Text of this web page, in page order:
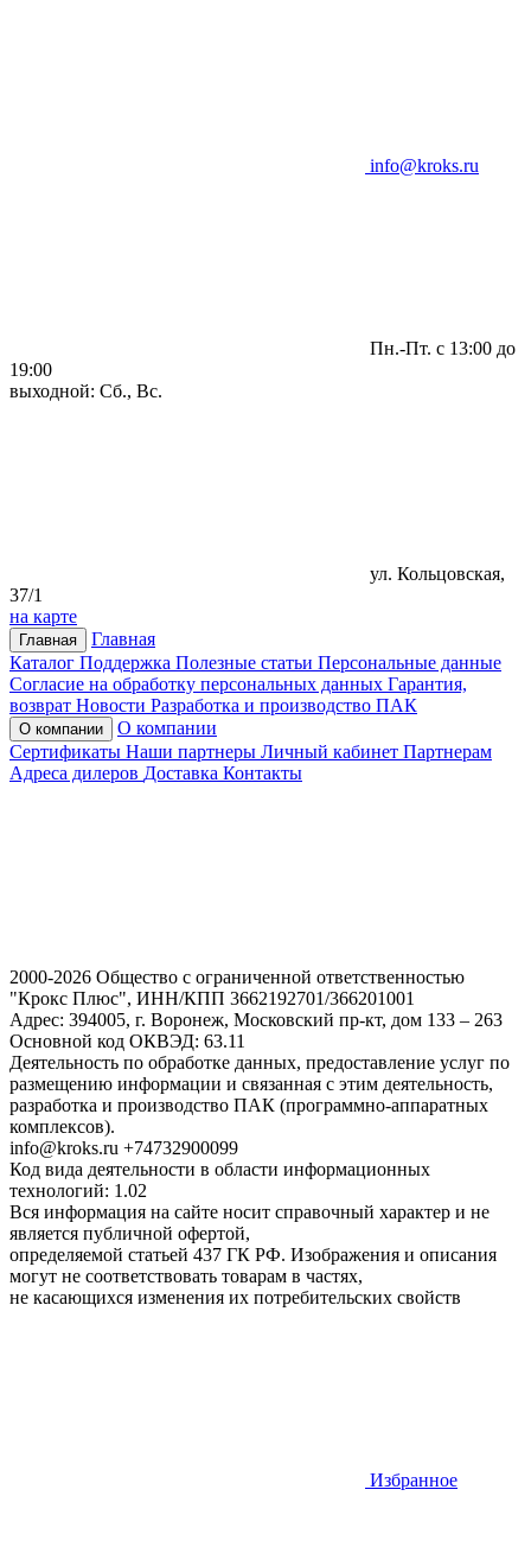
info@kroks.ru
Пн.-Пт. с 13:00 до
19:00
выходной: Сб., Вс.
ул. Кольцовская,
37/1
на карте
Главная
Главная
Каталог Поддержка Полезные статьи Персональные данные
Согласие на обработку персональных данных Гарантия,
возврат Новости Разработка и производство ПАК
О компании
О компании
Сертификаты Наши партнеры Личный кабинет Партнерам
Адреса дилеров Доставка Контакты
2000-2026 Общество с ограниченной ответственностью
"Крокс Плюс", ИНН/КПП 3662192701/366201001
Адрес: 394005, г. Воронеж, Московский пр-кт, дом 133 – 263
Основной код ОКВЭД: 63.11
Деятельность по обработке данных, предоставление услуг по
размещению информации и связанная с этим деятельность,
разработка и производство ПАК (программно-аппаратных
комплексов).
info@kroks.ru +74732900099
Код вида деятельности в области информационных
технологий: 1.02
Вся информация на сайте носит справочный характер и не
является публичной офертой,
определяемой статьей 437 ГК РФ. Изображения и описания
могут не соответствовать товарам в частях,
не касающихся изменения их потребительских свойств
Избранное